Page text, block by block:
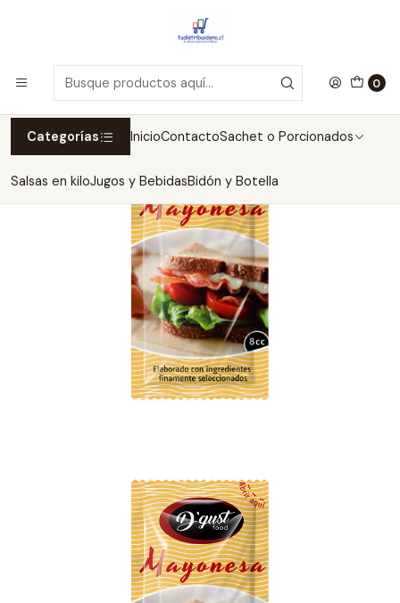
0
Categorías InicioContactoSachet o Porcionados
Salsas en kiloJugos y BebidasBidón y Botella
Sachet o Porcionados
Sachet Mayonesa 8gr 300 unidades